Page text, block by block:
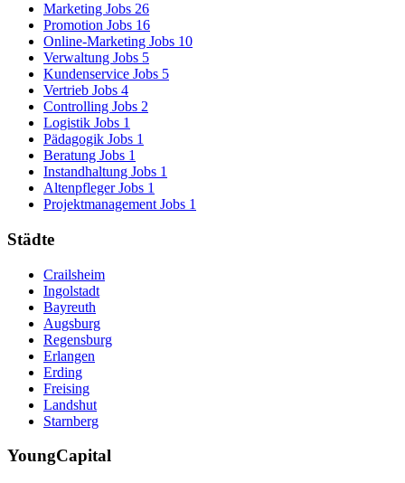
Marketing Jobs 26
Promotion Jobs 16
Online-Marketing Jobs 10
Verwaltung Jobs 5
Kundenservice Jobs 5
Vertrieb Jobs 4
Controlling Jobs 2
Logistik Jobs 1
Pädagogik Jobs 1
Beratung Jobs 1
Instandhaltung Jobs 1
Altenpfleger Jobs 1
Projektmanagement Jobs 1
Städte
Crailsheim
Ingolstadt
Bayreuth
Augsburg
Regensburg
Erlangen
Erding
Freising
Landshut
Starnberg
YoungCapital